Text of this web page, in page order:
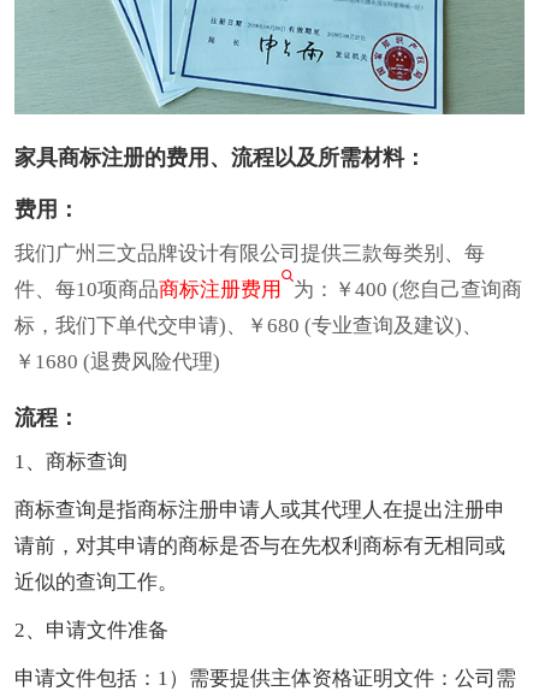
家具商标注册的费用、流程以及所需材料：
费用：
我们广州三文品牌设计有限公司提供三款每类别、每
件、每10项商品商标注册费用
为：￥400 (您自己查询商
标，我们下单代交申请)、￥680 (专业查询及建议)、
￥1680 (退费风险代理)
流程：
1、商标查询
商标查询是指商标注册申请人或其代理人在提出注册申
请前，对其申请的商标是否与在先权利商标有无相同或
近似的查询工作。
2、申请文件准备
申请文件包括：1）需要提供主体资格证明文件：公司需